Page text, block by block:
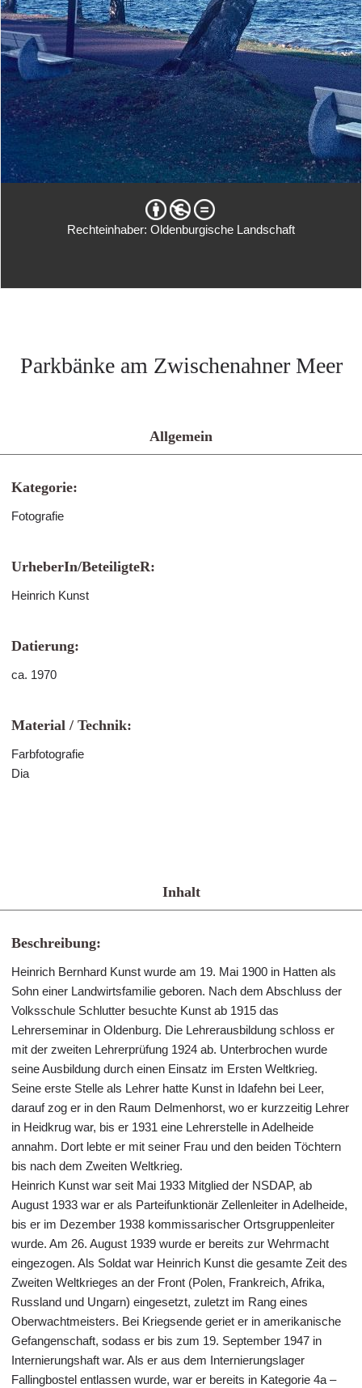
Rechteinhaber: Oldenburgische Landschaft
Parkbänke am Zwischenahner Meer
Allgemein
Kategorie:
Fotografie
UrheberIn/BeteiligteR:
Heinrich Kunst
Datierung:
ca. 1970
Material / Technik:
Farbfotografie
Dia
Inhalt
Beschreibung:
Heinrich Bernhard Kunst wurde am 19. Mai 1900 in Hatten als
Sohn einer Landwirtsfamilie geboren. Nach dem Abschluss der
Volksschule Schlutter besuchte Kunst ab 1915 das
Lehrerseminar in Oldenburg. Die Lehrerausbildung schloss er
mit der zweiten Lehrerprüfung 1924 ab. Unterbrochen wurde
seine Ausbildung durch einen Einsatz im Ersten Weltkrieg.
Seine erste Stelle als Lehrer hatte Kunst in Idafehn bei Leer,
darauf zog er in den Raum Delmenhorst, wo er kurzzeitig Lehrer
in Heidkrug war, bis er 1931 eine Lehrerstelle in Adelheide
annahm. Dort lebte er mit seiner Frau und den beiden Töchtern
bis nach dem Zweiten Weltkrieg.
Heinrich Kunst war seit Mai 1933 Mitglied der NSDAP, ab
August 1933 war er als Parteifunktionär Zellenleiter in Adelheide,
bis er im Dezember 1938 kommissarischer Ortsgruppenleiter
wurde. Am 26. August 1939 wurde er bereits zur Wehrmacht
eingezogen. Als Soldat war Heinrich Kunst die gesamte Zeit des
Zweiten Weltkrieges an der Front (Polen, Frankreich, Afrika,
Russland und Ungarn) eingesetzt, zuletzt im Rang eines
Oberwachtmeisters. Bei Kriegsende geriet er in amerikanische
Gefangenschaft, sodass er bis zum 19. September 1947 in
Internierungshaft war. Als er aus dem Internierungslager
Fallingbostel entlassen wurde, war er bereits in Kategorie 4a –